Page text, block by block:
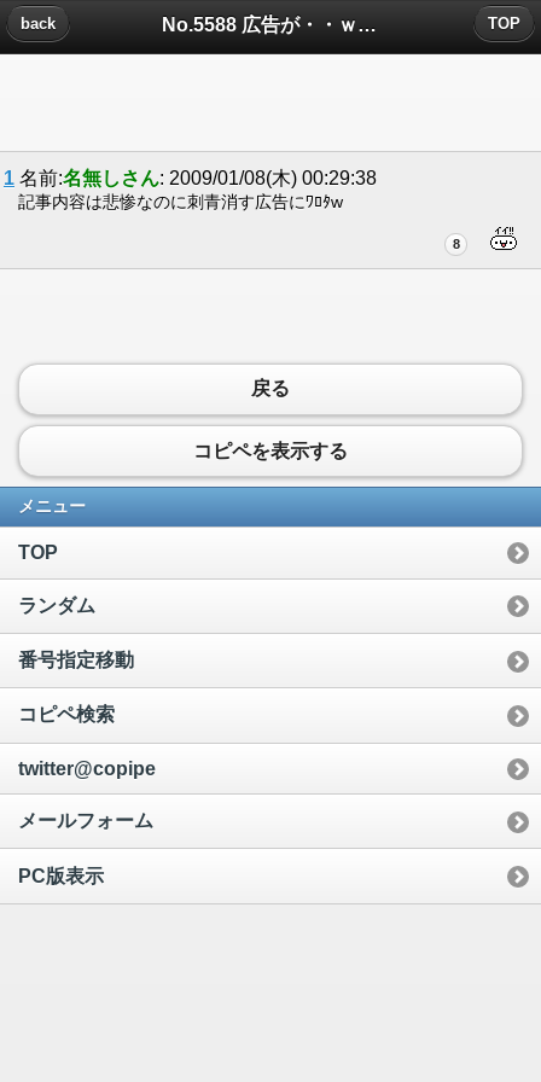
No.5588 広告が・・ｗについたコメント
back TOP
1 名前:名無しさん: 2009/01/08(木) 00:29:38
記事内容は悲惨なのに刺青消す広告にﾜﾛﾀw
8
戻る
コピペを表示する
メニュー
TOP
ランダム
番号指定移動
コピペ検索
twitter@copipe
メールフォーム
PC版表示